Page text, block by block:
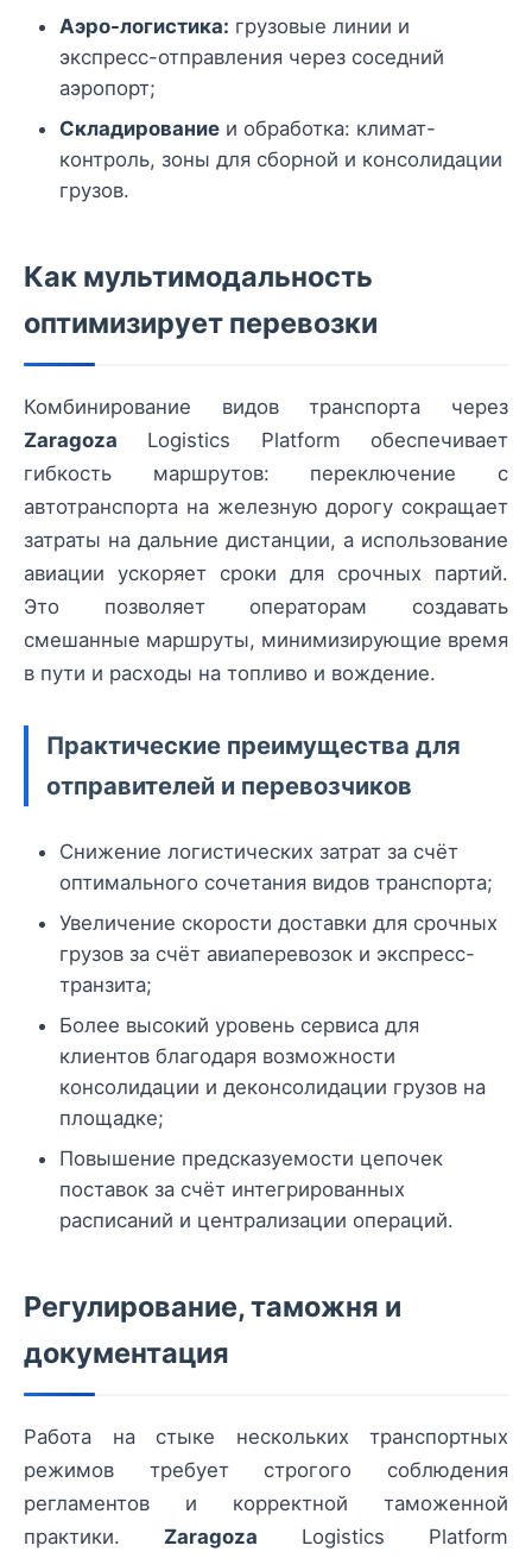
Аэро-логистика: грузовые линии и
экспресс-отправления через соседний
аэропорт;
Складирование и обработка: климат-
контроль, зоны для сборной и консолидации
грузов.
Как мультимодальность
оптимизирует перевозки
Комбинирование видов транспорта через
Zaragoza Logistics Platform обеспечивает
гибкость маршрутов: переключение с
автотранспорта на железную дорогу сокращает
затраты на дальние дистанции, а использование
авиации ускоряет сроки для срочных партий.
Это позволяет операторам создавать
смешанные маршруты, минимизирующие время
в пути и расходы на топливо и вождение.
Практические преимущества для
отправителей и перевозчиков
Снижение логистических затрат за счёт
оптимального сочетания видов транспорта;
Увеличение скорости доставки для срочных
грузов за счёт авиаперевозок и экспресс-
транзита;
Более высокий уровень сервиса для
клиентов благодаря возможности
консолидации и деконсолидации грузов на
площадке;
Повышение предсказуемости цепочек
поставок за счёт интегрированных
расписаний и централизации операций.
Регулирование, таможня и
документация
Работа на стыке нескольких транспортных
режимов требует строгого соблюдения
регламентов и корректной таможенной
практики. Zaragoza Logistics Platform